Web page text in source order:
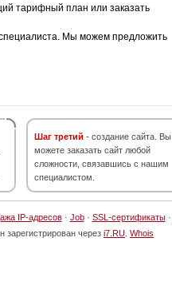
тарифный план или заказать
Мы можем предложить
Шаг третий - создание сайта. Вы
можете заказать сайт любой
сложности, связавшись с нашим
специалистом.
IP-адресов· Job· SSL-сертификаты·
зарегистрирован через i7.RU Whois